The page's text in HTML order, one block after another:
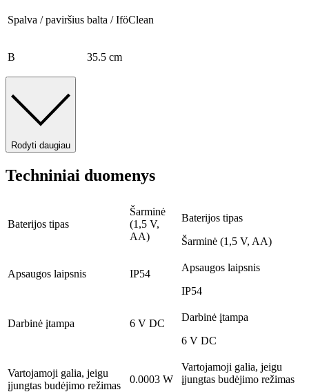
Spalva / paviršius balta / IföClean
B 35.5 cm
Rodyti daugiau
Techniniai duomenys
Baterijos tipas
Šarminė
(1,5 V,
AA)
Baterijos tipas
Šarminė (1,5 V, AA)
Apsaugos laipsnis IP54
Apsaugos laipsnis
IP54
Darbinė įtampa 6 V DC
Darbinė įtampa
6 V DC
Vartojamoji galia, jeigu
įjungtas budėjimo režimas
0.0003 W
Vartojamoji galia, jeigu
įjungtas budėjimo režimas